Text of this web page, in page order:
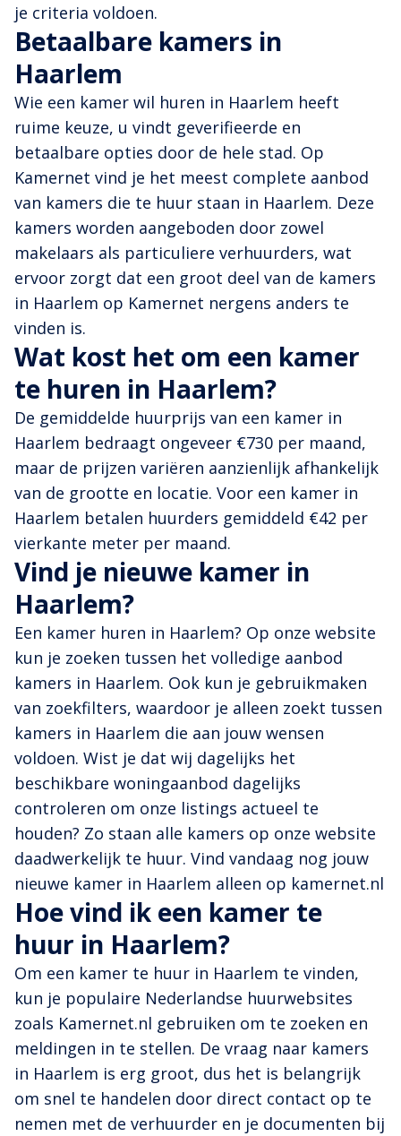
je criteria voldoen.
Betaalbare kamers in
Haarlem
Wie een kamer wil huren in Haarlem heeft
ruime keuze, u vindt geverifieerde en
betaalbare opties door de hele stad. Op
Kamernet vind je het meest complete aanbod
van kamers die te huur staan in Haarlem. Deze
kamers worden aangeboden door zowel
makelaars als particuliere verhuurders, wat
ervoor zorgt dat een groot deel van de kamers
in Haarlem op Kamernet nergens anders te
vinden is.
Wat kost het om een kamer
te huren in Haarlem?
De gemiddelde huurprijs van een kamer in
Haarlem bedraagt ongeveer €730 per maand,
maar de prijzen variëren aanzienlijk afhankelijk
van de grootte en locatie. Voor een kamer in
Haarlem betalen huurders gemiddeld €42 per
vierkante meter per maand.
Vind je nieuwe kamer in
Haarlem?
Een kamer huren in Haarlem? Op onze website
kun je zoeken tussen het volledige aanbod
kamers in Haarlem. Ook kun je gebruikmaken
van zoekfilters, waardoor je alleen zoekt tussen
kamers in Haarlem die aan jouw wensen
voldoen. Wist je dat wij dagelijks het
beschikbare woningaanbod dagelijks
controleren om onze listings actueel te
houden? Zo staan alle kamers op onze website
daadwerkelijk te huur. Vind vandaag nog jouw
nieuwe kamer in Haarlem alleen op kamernet.nl
Hoe vind ik een kamer te
huur in Haarlem?
Om een kamer te huur in Haarlem te vinden,
kun je populaire Nederlandse huurwebsites
zoals Kamernet.nl gebruiken om te zoeken en
meldingen in te stellen. De vraag naar kamers
in Haarlem is erg groot, dus het is belangrijk
om snel te handelen door direct contact op te
nemen met de verhuurder en je documenten bij